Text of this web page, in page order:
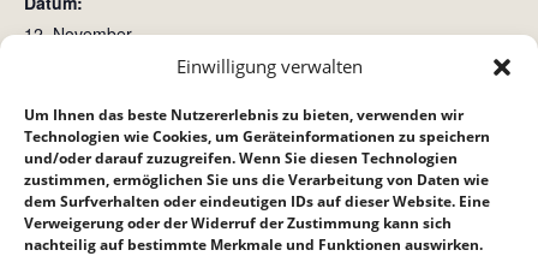
Einwilligung verwalten
Um Ihnen das beste Nutzererlebnis zu bieten, verwenden wir
Technologien wie Cookies, um Geräteinformationen zu speichern
und/oder darauf zuzugreifen. Wenn Sie diesen Technologien
zustimmen, ermöglichen Sie uns die Verarbeitung von Daten wie
dem Surfverhalten oder eindeutigen IDs auf dieser Website. Eine
Verweigerung oder der Widerruf der Zustimmung kann sich
nachteilig auf bestimmte Merkmale und Funktionen auswirken.
12. November
Bibelstunde Bietigheim Teenkreis